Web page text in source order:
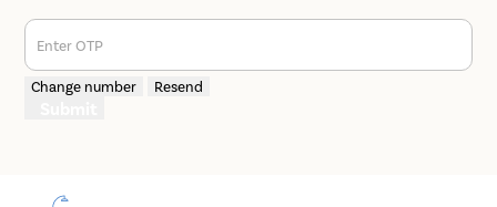
Enter OTP
Change number Resend